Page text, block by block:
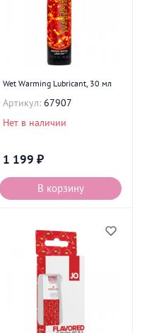
Wet Warming Lubricant, 30 мл
Артикул: 67907
Нет в наличии
1 199 ₽
В корзину